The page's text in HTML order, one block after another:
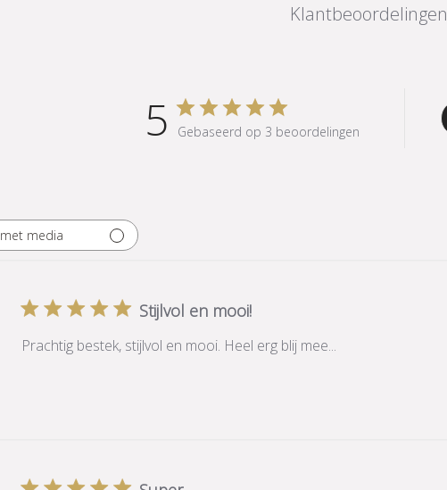
Klantbeoordelingen
5 Gebaseerd op 3 beoordelingen
met media
Stijlvol en mooi!
Prachtig bestek, stijlvol en mooi. Heel erg blij mee...